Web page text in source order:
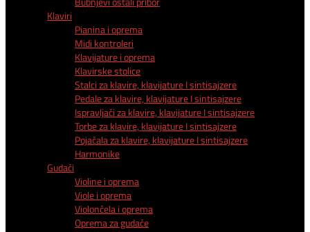
Klaviri
Pianina i oprema
Midi kontroleri
Klavijature i oprema
Klavirske stolice
Stalci za klavire, klavijature I sintisajzere
Pedale za klavire, klavijature I sintisajzere
Ispravljači za klavire, klavijature I sintisajzere
Torbe za klavire, klavijature I sintisajzere
Pojačala za klavire, klavijature I sintisajzere
Harmonike
Gudači
Violine i oprema
Viole i oprema
Violončela i oprema
Oprema za gudače